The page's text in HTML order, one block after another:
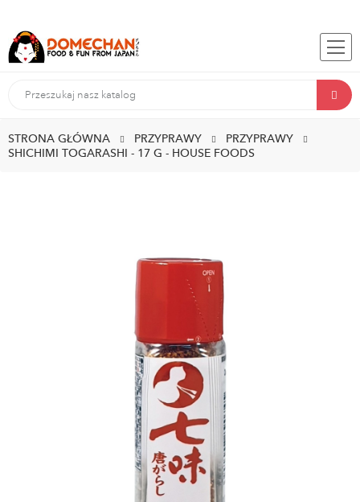
STRONA GŁÓWNA PRZYPRAWY
PRZYPRAWY
SHICHIMI TOGARASHI - 17 G - HOUSE FOODS